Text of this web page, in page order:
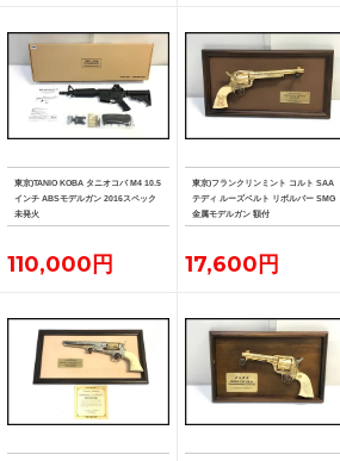
東京)TANIO KOBA タニオコバ M4 10.5
インチ ABSモデルガン 2016スペック
未発火
110,000円
東京)フランクリンミント コルト SAA
テディ ルーズベルト リボルバー SMG
金属モデルガン 額付
17,600円